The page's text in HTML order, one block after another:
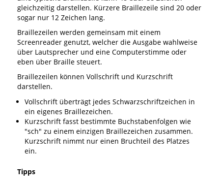
gleichzeitig darstellen. Kürzere Braillezeile sind 20 oder
sogar nur 12 Zeichen lang.
Braillezeilen werden gemeinsam mit einem
Screenreader genutzt, welcher die Ausgabe wahlweise
über Lautsprecher und eine Computerstimme oder
eben über Braille steuert.
Braillezeilen können Vollschrift und Kurzschrift
darstellen.
Vollschrift überträgt jedes Schwarzschriftzeichen in
ein eigenes Braillezeichen.
Kurzschrift fasst bestimmte Buchstabenfolgen wie
"sch" zu einem einzigen Braillezeichen zusammen.
Kurzschrift nimmt nur einen Bruchteil des Platzes
ein.
Tipps